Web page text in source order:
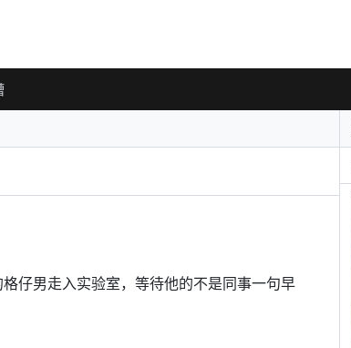
仔男走入实验室，等待他的不是同事一句早